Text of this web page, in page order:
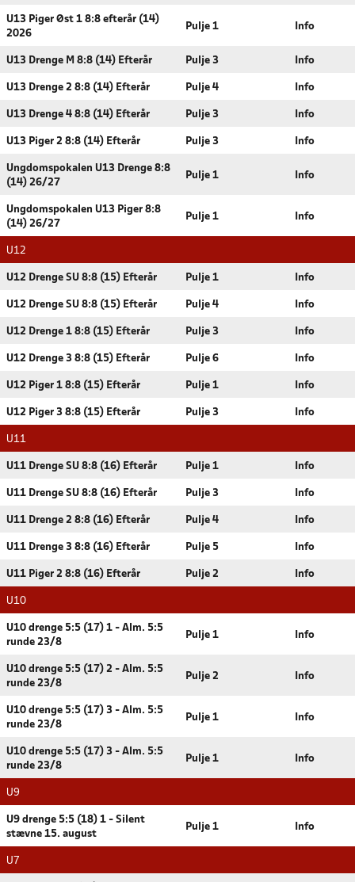
U13 Piger Øst 1 8:8 efterår (14)
2026
Pulje 1 Info
U13 Drenge M 8:8 (14) Efterår Pulje 3 Info
U13 Drenge 2 8:8 (14) Efterår Pulje 4 Info
U13 Drenge 4 8:8 (14) Efterår Pulje 3 Info
U13 Piger 2 8:8 (14) Efterår Pulje 3 Info
Ungdomspokalen U13 Drenge 8:8
(14) 26/27
Pulje 1 Info
Ungdomspokalen U13 Piger 8:8
(14) 26/27
Pulje 1 Info
U12
U12 Drenge SU 8:8 (15) Efterår Pulje 1 Info
U12 Drenge SU 8:8 (15) Efterår Pulje 4 Info
U12 Drenge 1 8:8 (15) Efterår Pulje 3 Info
U12 Drenge 3 8:8 (15) Efterår Pulje 6 Info
U12 Piger 1 8:8 (15) Efterår Pulje 1 Info
U12 Piger 3 8:8 (15) Efterår Pulje 3 Info
U11
U11 Drenge SU 8:8 (16) Efterår Pulje 1 Info
U11 Drenge SU 8:8 (16) Efterår Pulje 3 Info
U11 Drenge 2 8:8 (16) Efterår Pulje 4 Info
U11 Drenge 3 8:8 (16) Efterår Pulje 5 Info
U11 Piger 2 8:8 (16) Efterår Pulje 2 Info
U10
U10 drenge 5:5 (17) 1 - Alm. 5:5
runde 23/8
Pulje 1 Info
U10 drenge 5:5 (17) 2 - Alm. 5:5
runde 23/8
Pulje 2 Info
U10 drenge 5:5 (17) 3 - Alm. 5:5
runde 23/8
Pulje 1 Info
U10 drenge 5:5 (17) 3 - Alm. 5:5
runde 23/8
Pulje 1 Info
U9
U9 drenge 5:5 (18) 1 - Silent
stævne 15. august
Pulje 1 Info
U7